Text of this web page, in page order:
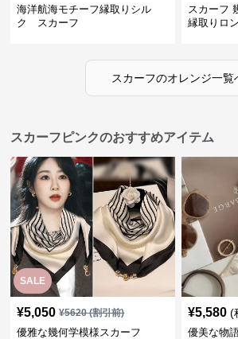
海洋航海モチーフ縁取りシル
ク スカーフ
スカーフ
縁取りロ
スカーフのオレンジ一覧
スカーフピンクのおすすめアイテム
SALE
¥5,050 ¥5620(割引前)
優雅な幾何学模様スカーフ
¥5,580 (
優美な物